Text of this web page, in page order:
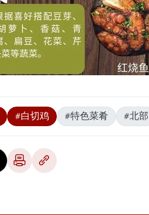
#白切鸡 #特色菜肴 #北部